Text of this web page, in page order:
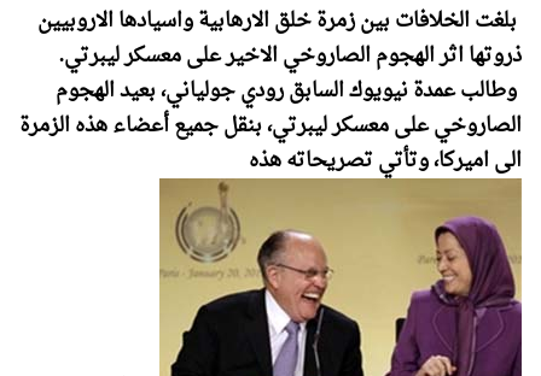
بلغت الخلافات بين زمرة خلق الارهابية واسيادها الاروبيين
ذروتها اثر الهجوم الصاروخي الاخير على معسكر ليبرتي.
وطالب عمدة نيويوك السابق رودي جولياني، بعيد الهجوم
الصاروخي على معسكر ليبرتي، بنقل جميع أعضاء هذه الزمرة
الى‌ اميركا، وتأتي تصريحاته هذه